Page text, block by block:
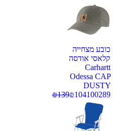
כובע מצחייה
קלאסי אודסה
Carhartt
Odessa CAP
DUSTY
100289
₪104
₪139